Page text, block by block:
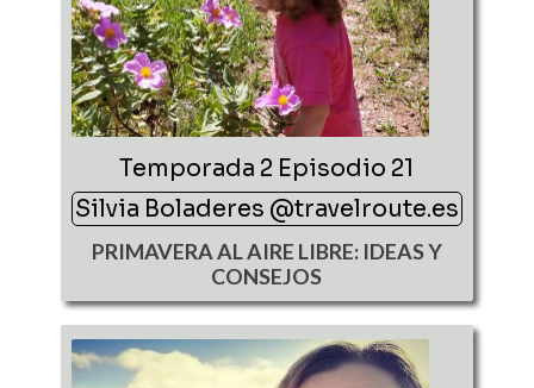
Temporada 2 Episodio 21
Silvia Boladeres @travelroute.es
PRIMAVERA AL AIRE LIBRE: IDEAS Y
CONSEJOS